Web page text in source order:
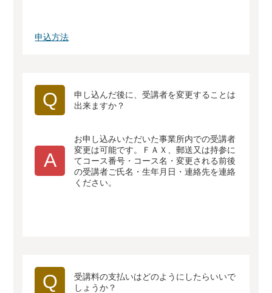
申込方法
Q
申し込んだ後に、受講者を変更することは
出来ますか？
A
お申し込みいただいた事業所内での受講者
変更は可能です。ＦＡＸ、郵送又は持参に
てコース番号・コース名・変更される前後
の受講者ご氏名・生年月日・連絡先を連絡
ください。
Q
受講料の支払いはどのようにしたらいいで
しょうか？